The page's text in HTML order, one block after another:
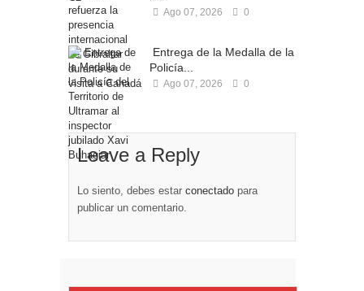
Ago 07, 2026 0
Entrega de la Medalla de la
Policía...
Ago 07, 2026 0
Leave a Reply
Lo siento, debes estar conectado para
publicar un comentario.